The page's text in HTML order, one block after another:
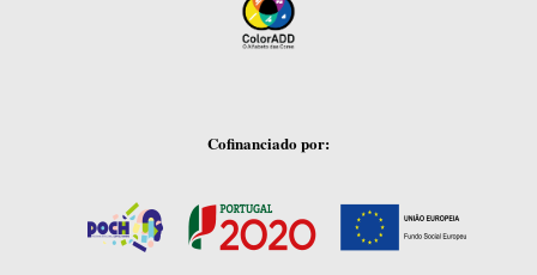
Cofinanciado por: